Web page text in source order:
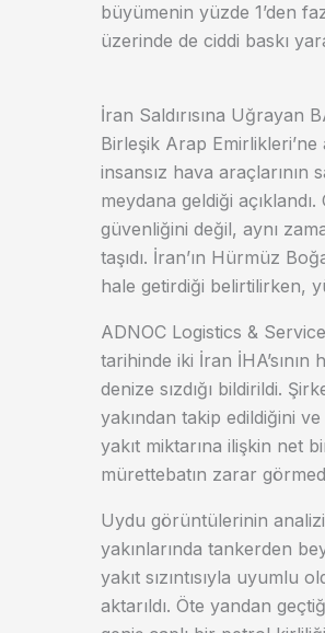
büyümenin yüzde 1’den
üzerinde de ciddi baskı
İran Saldırısına Uğrayan
Birleşik Arap
insansız hava araçlarının
meydana geldiği
güvenliğini değil, aynı
taşıdı. İran’ın Hürmüz
hale getirdiği belirtilirken,
ADNOC Logistics &
tarihinde iki İran
denize sızdığı bildirildi.
yakından takip edildiğini
yakıt miktarına ilişkin net
mürettebatın zarar
Uydu görüntülerinin
yakınlarında tankerden
yakıt sızıntısıyla uyumlu
aktarıldı. Öte yandan